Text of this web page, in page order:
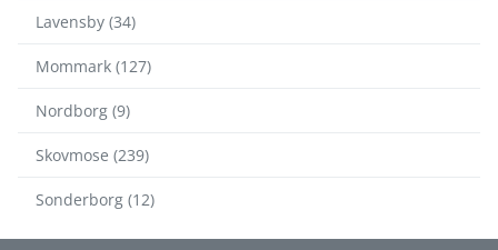
Lavensby (34)
Mommark (127)
Nordborg (9)
Skovmose (239)
Sonderborg (12)